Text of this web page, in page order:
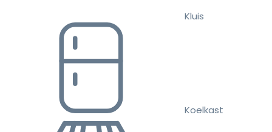
Kluis
Koelkast